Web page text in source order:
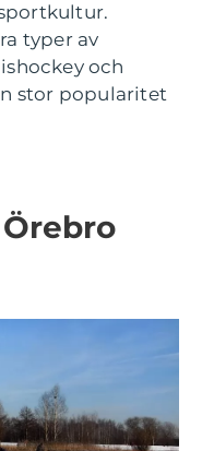
typer av
och
stor popularitet